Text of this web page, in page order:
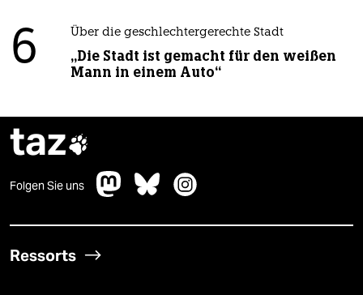
6 Über die geschlechtergerechte Stadt
„Die Stadt ist gemacht für den weißen
Mann in einem Auto“
taz
Folgen Sie uns
Ressorts